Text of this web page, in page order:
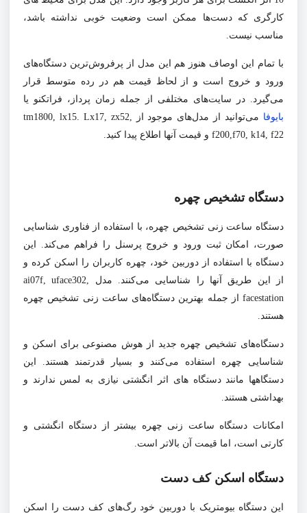
کارگری که دست‌ها ممکن است وضعیت خوبی نداشته باشد،
مناسب نیست.
با تمام این اوصاف هنوز هم این مدل از پرفروش‌ترین دستگا‌ه‌های
ورود و خروج است و از لحاظ قیمت هم در رده متوسط قرار
می‌گیرد. در سایت‌های مختلفی از جمله زمان پرداز، فراتکنو یا
بایوفا می‌توانید از مدل‌های موجود از
tm1800, lx15. Lx17, zx52,
f200,f70, k14, f22 و قیمت آنها اطلاع پیدا کنید.
دستگاه تشخیص چهره
دستگاه ساعت زنی تشخیص چهره، با استفاده از فناوری شناسایی
صورت، امکان ثبت ورود و خروج پرسنل را فراهم می‌کند. این
دستگاه با استفاده از دوربین خود، چهره کاربران را اسکن کرده و
از این طریق آنها را شناسایی می‌کنند. مدل
ai07f, uface302,
facestation از جمله بهترین دستگاه‌های ساعت زنی تشخیص چهره
هستند.
دستگاه‌های تشخیص چهره جدید از هوش مصنوعی برای اسکن و
شناسایی چهره استفاده می‌کنند و بسیار قدرتمند هستند. این
دستگا‌هها مانند دستگاه های اثر انگشتی نیازی به لمس ندارند و
بهداشتی هستند.
امکانات دستگاه ساعت زنی چهره بیشتر از دستگاه انگشتی و
کارتی است، اما قیمت آن بالاتر است.
دستگاه اسکن کف دست
این دستگاه بیومتریک با دوربین خود رگ‌های کف دست را اسکن